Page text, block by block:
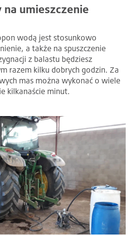
na umieszczenie
wodą jest stosunkowo
a także na spuszczenie
z balastu będziesz
razem kilku dobrych godzin. Za
mas można wykonać o wiele
kilkanaście minut.